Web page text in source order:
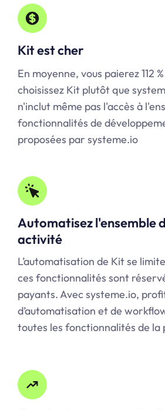
Kit est cher
En moyenne, vous paierez 112
choisissez Kit plutôt que
n'inclut même pas l'accès à
fonctionnalités de
proposées par systeme.io
Automatisez l'ensemble
activité
L’automatisation de Kit se
ces fonctionnalités sont
payants. Avec systeme.io,
d’automatisation et de
toutes les fonctionnalités de